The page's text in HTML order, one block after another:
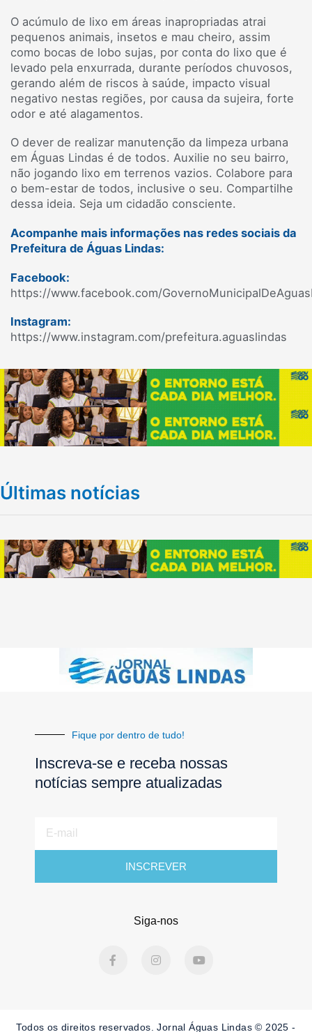
O acúmulo de lixo em áreas inapropriadas atrai
pequenos animais, insetos e mau cheiro, assim
como bocas de lobo sujas, por conta do lixo que é
levado pela enxurrada, durante períodos chuvosos,
gerando além de riscos à saúde, impacto visual
negativo nestas regiões, por causa da sujeira, forte
odor e até alagamentos.
O dever de realizar manutenção da limpeza urbana
em Águas Lindas é de todos. Auxilie no seu bairro,
não jogando lixo em terrenos vazios. Colabore para
o bem-estar de todos, inclusive o seu. Compartilhe
dessa ideia. Seja um cidadão consciente.
Acompanhe mais informações nas redes sociais da
Prefeitura de Águas Lindas:
Facebook:
https://www.facebook.com/
Instagram:
https://www.instagram.com/prefeitura.aguaslindas
Últimas notícias
Fique por dentro de tudo!
Inscreva-se e receba nossas
notícias sempre atualizadas
mail
INSCREVER
Siga-nos
a
k
n
a
o
Todos os direitos reservados. Jornal Águas Lindas © 2025 -